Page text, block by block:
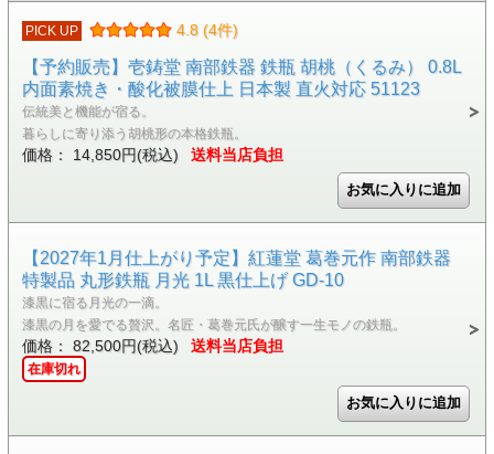
PICK UP 4.8 (4件)
【予約販売】壱鋳堂 南部鉄器 鉄瓶 胡桃（くるみ） 0.8L
内面素焼き・酸化被膜仕上 日本製 直火対応 51123
伝統美と機能が宿る。
暮らしに寄り添う胡桃形の本格鉄瓶。
価格： 14,850円(税込) 送料当店負担
【2027年1月仕上がり予定】紅蓮堂 葛巻元作 南部鉄器
特製品 丸形鉄瓶 月光 1L 黒仕上げ GD-10
漆黒に宿る月光の一滴。
漆黒の月を愛でる贅沢。名匠・葛巻元氏が醸す一生モノの鉄瓶。
価格： 82,500円(税込) 送料当店負担
在庫切れ